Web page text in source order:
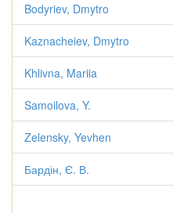
Bodyriev, Dmytro
Kaznacheiev, Dmytro
Khlivna, Mariia
Samoilova, Y.
Zelensky, Yevhen
Бардін, Є. В.